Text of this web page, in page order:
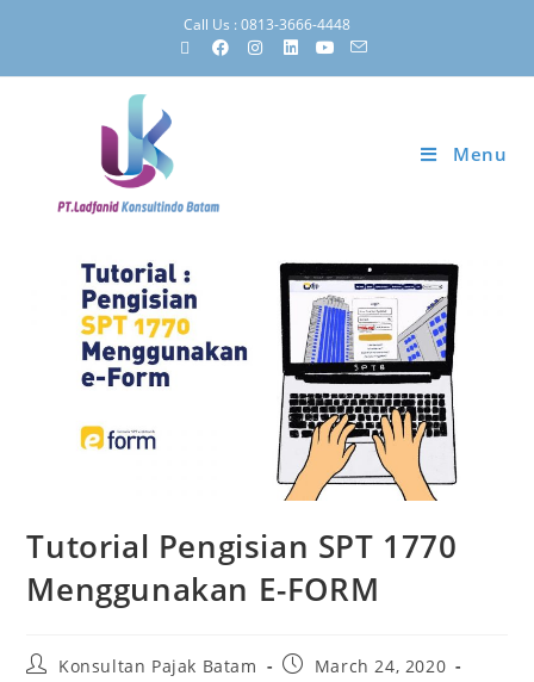
Call Us : 0813-3666-4448
Menu
Tutorial Pengisian SPT 1770
Menggunakan E-FORM
Konsultan Pajak Batam
March 24, 2020